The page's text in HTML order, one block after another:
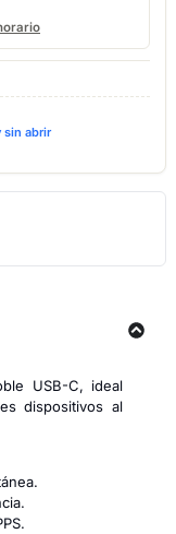
sin abrir
USB-C, ideal
dispositivos al